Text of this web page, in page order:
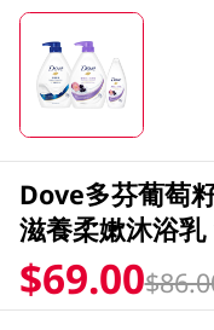
Dove多芬葡萄
滋養柔嫰沐浴
$69.00